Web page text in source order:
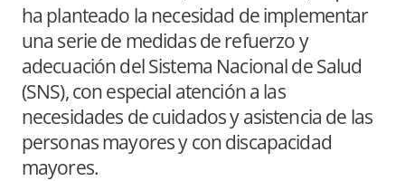
ha planteado la necesidad de implementar
una serie de medidas de refuerzo y
adecuación del Sistema Nacional de Salud
(SNS), con especial atención a las
necesidades de cuidados y asistencia de las
personas mayores y con discapacidad
mayores.